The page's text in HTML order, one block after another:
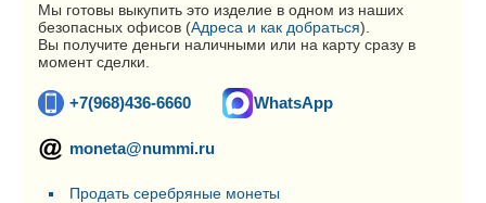
Мы готовы выкупить это изделие в одном из наших
безопасных офисов (Адреса и как добраться).
Вы получите деньги наличными или на карту сразу в
момент сделки.
+7(968)436-6660 WhatsApp
moneta@nummi.ru
Продать серебряные монеты